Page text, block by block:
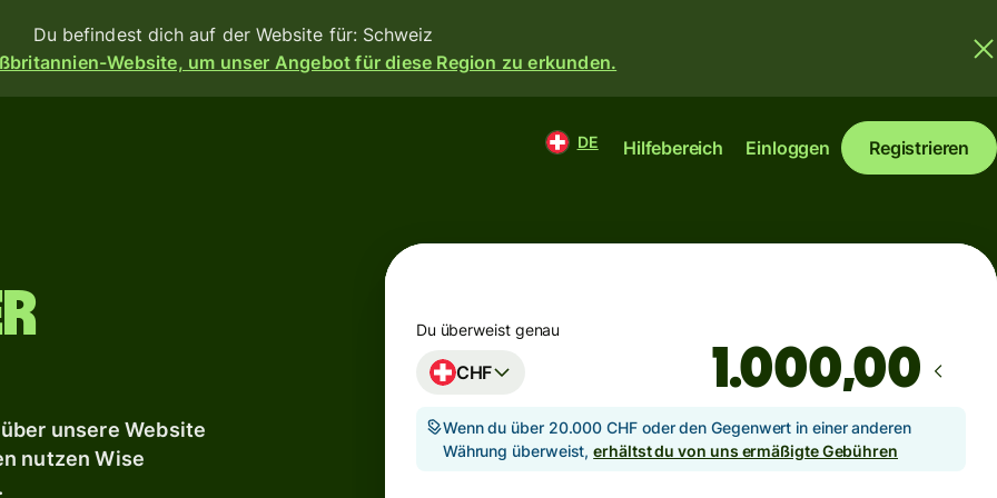
Du befindest dich auf der Website für: Schweiz
Website, um unser Angebot für diese Region zu erkunden.
dir
Industriesektor
DE Hilfebereich Einloggen Registrieren
unsere Website
nutzen Wise
Du überweist genau
CHF ,00
Wenn du über 20.000 CHF oder den Gegenwert in einer anderen
Währung überweist,erhältst du von uns ermäßigte Gebühren